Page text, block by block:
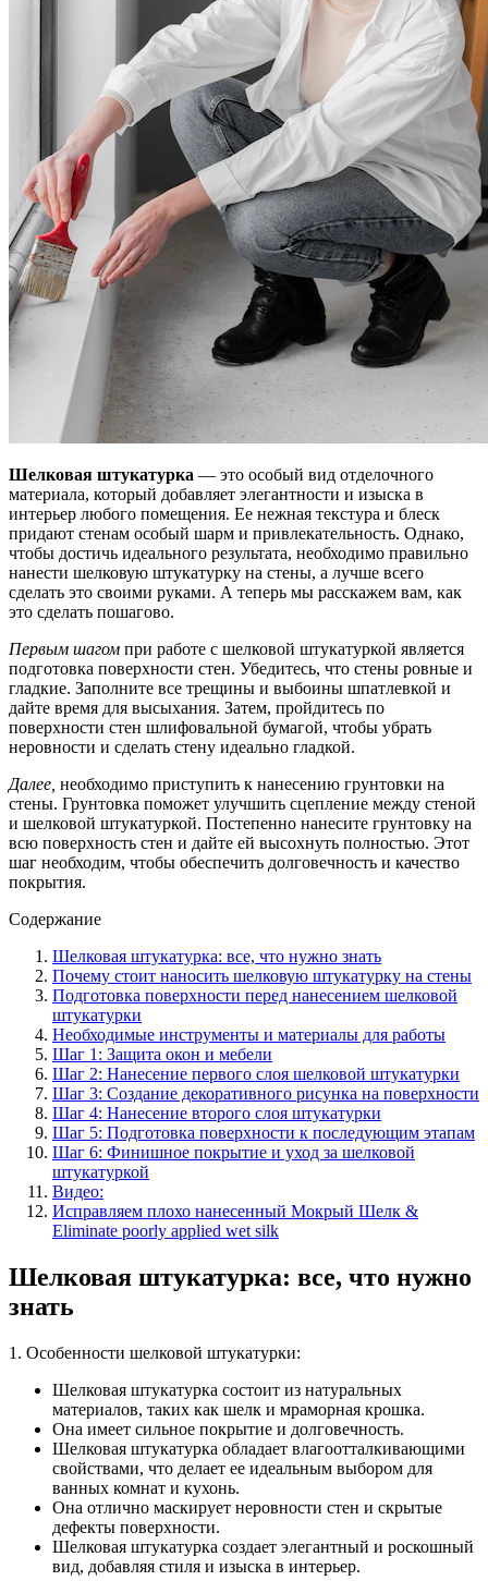
Шелковая штукатурка — это особый вид отделочного
материала, который добавляет элегантности и изыска в
интерьер любого помещения. Ее нежная текстура и блеск
придают стенам особый шарм и привлекательность. Однако,
чтобы достичь идеального результата, необходимо правильно
нанести шелковую штукатурку на стены, а лучше всего
сделать это своими руками. А теперь мы расскажем вам, как
это сделать пошагово.
Первым шагом при работе с шелковой штукатуркой является
подготовка поверхности стен. Убедитесь, что стены ровные и
гладкие. Заполните все трещины и выбоины шпатлевкой и
дайте время для высыхания. Затем, пройдитесь по
поверхности стен шлифовальной бумагой, чтобы убрать
неровности и сделать стену идеально гладкой.
Далее, необходимо приступить к нанесению грунтовки на
стены. Грунтовка поможет улучшить сцепление между стеной
и шелковой штукатуркой. Постепенно нанесите грунтовку на
всю поверхность стен и дайте ей высохнуть полностью. Этот
шаг необходим, чтобы обеспечить долговечность и качество
покрытия.
Содержание
Шелковая штукатурка: все, что нужно знать
Почему стоит наносить шелковую штукатурку на стены
Подготовка поверхности перед нанесением шелковой
штукатурки
Необходимые инструменты и материалы для работы
Шаг 1: Защита окон и мебели
Шаг 2: Нанесение первого слоя шелковой штукатурки
Шаг 3: Создание декоративного рисунка на поверхности
Шаг 4: Нанесение второго слоя штукатурки
Шаг 5: Подготовка поверхности к последующим этапам
Шаг 6: Финишное покрытие и уход за шелковой
штукатуркой
Видео:
Исправляем плохо нанесенный Мокрый Шелк &
Eliminate poorly applied wet silk
Шелковая штукатурка: все, что нужно
знать
1. Особенности шелковой штукатурки:
Шелковая штукатурка состоит из натуральных
материалов, таких как шелк и мраморная крошка.
Она имеет сильное покрытие и долговечность.
Шелковая штукатурка обладает влагоотталкивающими
свойствами, что делает ее идеальным выбором для
ванных комнат и кухонь.
Она отлично маскирует неровности стен и скрытые
дефекты поверхности.
Шелковая штукатурка создает элегантный и роскошный
вид, добавляя стиля и изыска в интерьер.